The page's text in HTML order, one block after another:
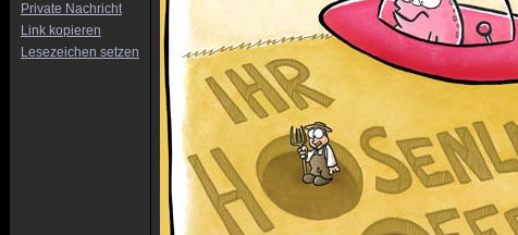
Private Nachricht
Link kopieren
Lesezeichen setzen